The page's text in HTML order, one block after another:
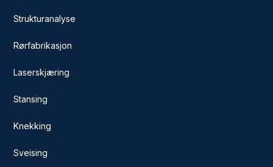
Strukturanalyse
Rørfabrikasjon
Laserskjæring
Stansing
Knekking
Sveising